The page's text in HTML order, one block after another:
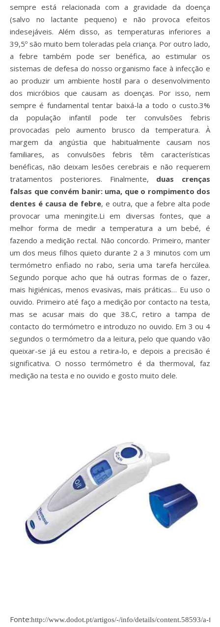
sempre está relacionada com a gravidade da doença
(salvo no lactante pequeno) e não provoca efeitos
indesejáveis. Além disso, as temperaturas inferiores a
39,5º são muito bem toleradas pela criança. Por outro lado,
a febre também pode ser benéfica, ao estimular os
sistemas de defesa do nosso organismo face à infecção e
ao produzir um ambiente hostil para o desenvolvimento
dos micróbios que causam as doenças. Por isso, nem
sempre é fundamental tentar baixá-la a todo o custo.3%
da população infantil pode ter convulsões febris
provocadas pelo aumento brusco da temperatura. À
margem da angústia que habitualmente causam nos
familiares, as convulsões febris têm características
benéficas, não deixam lesões cerebrais e não requerem
tratamentos posteriores. Finalmente, duas crenças
falsas que convém banir: uma, que o rompimento dos
dentes é causa de febre, e outra, que a febre alta pode
provocar uma meningite.Li em diversas fontes, que a
melhor forma de medir a temperatura a um bebé, é
fazendo a medição rectal. Não concordo. Primeiro, manter
um dos meus filhos quieto durante 2 a 3 minutos com um
termómetro enfiado no rabo, seria uma tarefa hercúlea.
Segundo porque acho que há outras formas de o fazer,
mais higiénicas, menos evasivas, mais práticas… Eu uso o
ouvido. Primeiro até faço a medição por contacto na testa,
mas se acusar mais do que 38.C, retiro a tampa de
contacto do termómetro e introduzo no ouvido. Em 3 ou 4
segundos o termómetro da a leitura, pelo que quando vão
queixar-se já eu estou a retira-lo, e depois a precisão é
significativa. O nosso termómetro é da thermoval, faz
medição na testa e no ouvido e gosto muito dele.
Fonte:http://www.dodot.pt/artigos/-/info/details/content.58593/a-